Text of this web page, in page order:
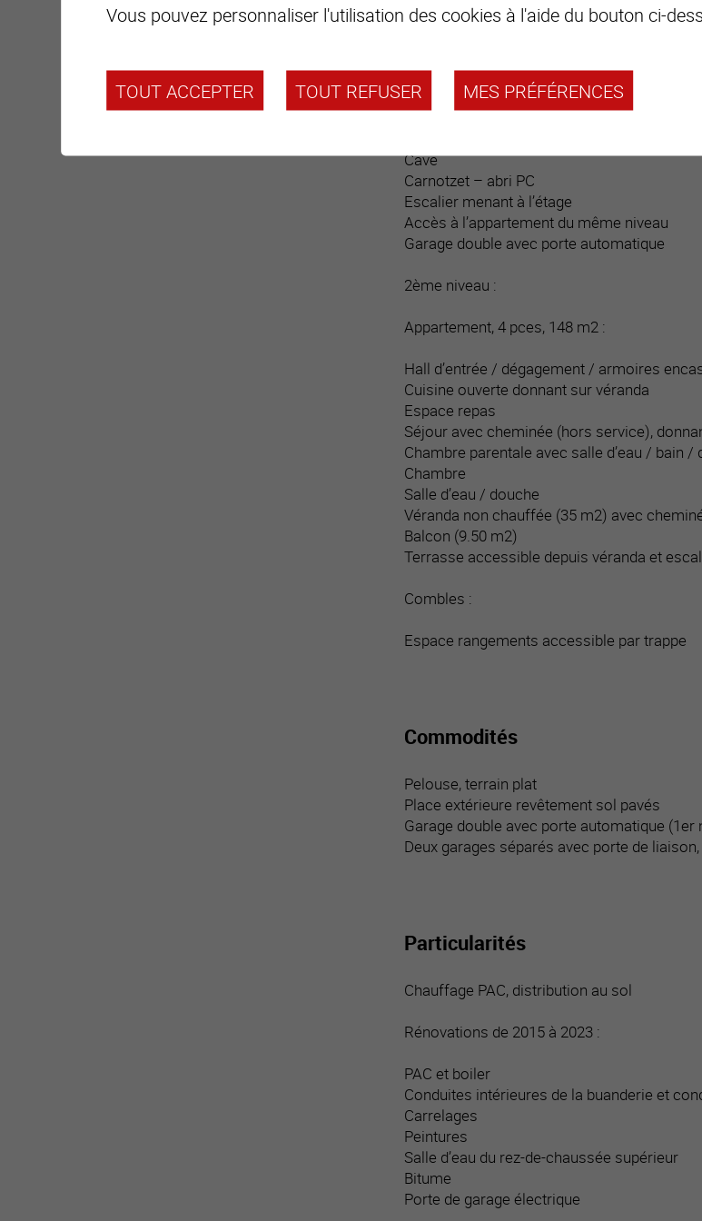
Salle d’eau / douche
Dégagement hall
Buanderie
Cave
Carnotzet – abri PC
Escalier menant à l’étage
Accès à l’appartement du même niveau
Garage double avec porte automatique
2ème niveau :
Appartement, 4 pces, 148 m2 :
Hall d’entrée / dégagement / armoires
Cuisine ouverte donnant sur véranda
Espace repas
Séjour avec cheminée (hors service),
Chambre parentale avec salle d’eau / bain
Chambre
Salle d’eau / douche
Véranda non chauffée (35 m2) avec
Balcon (9.50 m2)
Terrasse accessible depuis véranda et
Combles :
Espace rangements accessible par trappe
Commodités
Pelouse, terrain plat
Place extérieure revêtement sol pavés
Garage double avec porte automatique (1er
Deux garages séparés avec porte de
Particularités
Chauffage PAC, distribution au sol
Rénovations de 2015 à 2023 :
PAC et boiler
Conduites intérieures de la buanderie et
Carrelages
Peintures
Salle d’eau du rez-de-chaussée supérieur
Bitume
Porte de garage électrique
Vous pouvez personnaliser l'utilisation des cookies à l'aide du bouton ci-
TOUT ACCEPTER TOUT REFUSER MES PRÉFÉRENCES